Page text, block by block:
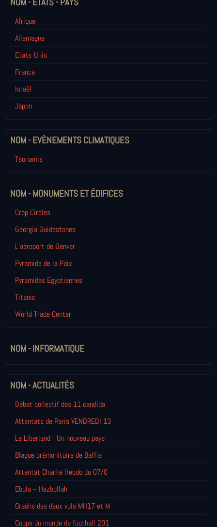
Afrique
Allemagne
Etats-Unis
France
Israël
Japon
NOM - EVÈNEMENTS CLIMATIQUES
Tsunamis
NOM - MONUMENTS ET ÉDIFICES
Crop Circles
Georgia Guidestones
L’aéroport de Denver
Pyramide de la Paix
Pyramides Egyptiennes
Titanic
World Trade Center
NOM - INFORMATIQUE
NOM - ACTUALITÉS
Débat collectif des 11 candida
Attentats de Paris VENDREDI 13
Le Liberland - Un nouveau pays
Blague prémonitoire de Baffie
Attentat Charlie Hebdo du 07/0
Ebola ~ Hezbollah
Crashs des deux vols MH17 et M
Coupe du monde de football 201